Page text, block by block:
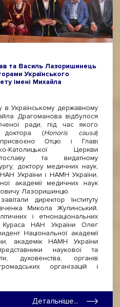
та Василь Лазоришинець
Українського
імені Михайла
Українському державному
Драгоманова відбулося
ради, під час якого
доктора (Honoris causa)
Отцю і Главі
Католицької Церкви
та видатному
доктору медичних наук,
України і НАМН України,
академії медичних наук
Лазоришинцю.
директор Інституту
Микола Жулинський,
і етнонаціональних
НАН України Олег
Національної академії
академік НАМН України
наукової та
духовенства, органів
організацій і
Детальніше...